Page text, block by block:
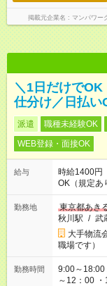
掲載元企業名 マンパワー
＼1日だけで
仕分け／日払い
派遣 職種未経験OK
WEB登録・面接OK
給与
時給1400円
OK（規定あ
勤務地
東京都あき
秋川駅 / 武
大手物流
職場です）
勤務時間
9:00～18:00 希望の時間帯を選べます！ ＜シフト例＞ ・8：30
～12：00